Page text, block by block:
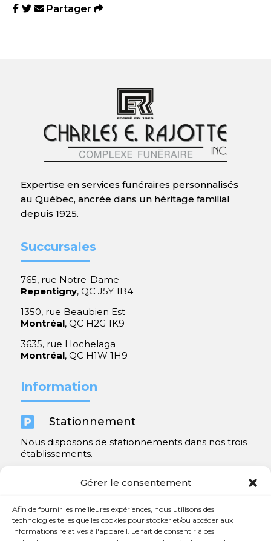
Gérer le consentement
Afin de fournir les meilleures expériences, nous utilisons des
technologies telles que les cookies pour stocker et/ou accéder aux
informations relatives à l'appareil. Le fait de consentir à ces
Partager
Expertise en services funéraires personnalisés
au Québec, ancrée dans un héritage familial
depuis 1925.
Succursales
765, rue Notre-Dame
Repentigny, QC J5Y 1B4
1350, rue Beaubien Est
Montréal, QC H2G 1K9
3635, rue Hochelaga
Montréal, QC H1W 1H9
Information
 Stationnement
Nous disposons de stationnements dans nos trois
établissements.
Contact